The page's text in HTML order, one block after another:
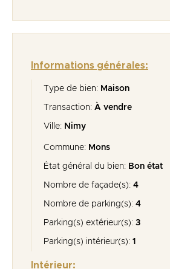
Informations générales:
Type de bien: Maison
Transaction: À vendre
Ville: Nimy
Commune: Mons
État général du bien: Bon état
Nombre de façade(s): 4
Nombre de parking(s): 4
Parking(s) extérieur(s): 3
Parking(s) intérieur(s): 1
Intérieur: